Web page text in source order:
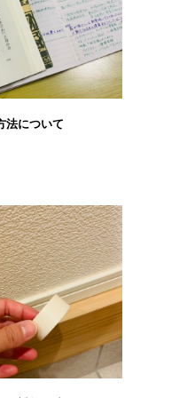
法について